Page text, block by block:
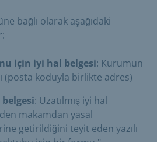
bağlı olarak aşağıdaki
için iyi hal belgesi: Kurumun
(posta koduyla birlikte adres)
: Uzatılmış iyi hal
makamdan yasal
getirildiğini teyit eden yazılı